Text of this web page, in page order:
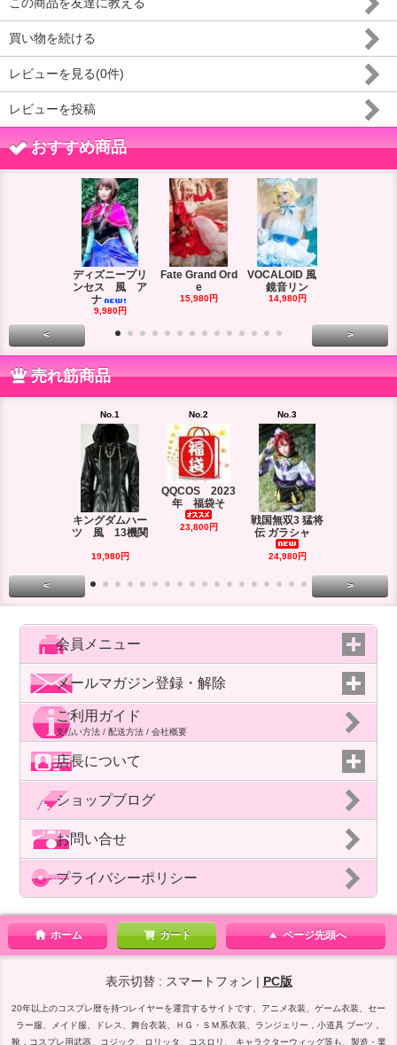
この商品を友達に教える
買い物を続ける
レビューを見る(0件)
レビューを投稿
おすすめ商品
ディズニープリ
ンセス 風 ア
ナ
9,980円
Fate Grand Ord
e
15,980円
VOCALOID 風
鏡音リン
14,980円
< >
売れ筋商品
No.1
キングダムハー
ツ 風 13機関
19,980円
No.2
QQCOS 2023
年 福袋そ
23,800円
No.3
戦国無双3 猛将
伝 ガラシャ
24,980円
< >
会員メニュー
メールマガジン登録・解除
ご利用ガイド
支払い方法 / 配送方法 / 会社概要
店長について
ショップブログ
お問い合せ
プライバシーポリシー
ホーム カート ページ先頭へ
表示切替 : スマートフォン | PC版
20年以上のコスプレ暦を持つレイヤーを運営するサイトです、アニメ衣装、ゲーム衣装、セー
ラー服、メイド服、ドレス、舞台衣装、ＨＧ・ＳＭ系衣装、ランジェリー，小道具 ブーツ，
靴，コスプレ用武器、コジック、ロリッタ、コスロリ、 キャラクターウィッグ等も、製造・業